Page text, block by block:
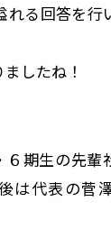
れる回答を行
したね！
６期生の先輩
は代表の菅